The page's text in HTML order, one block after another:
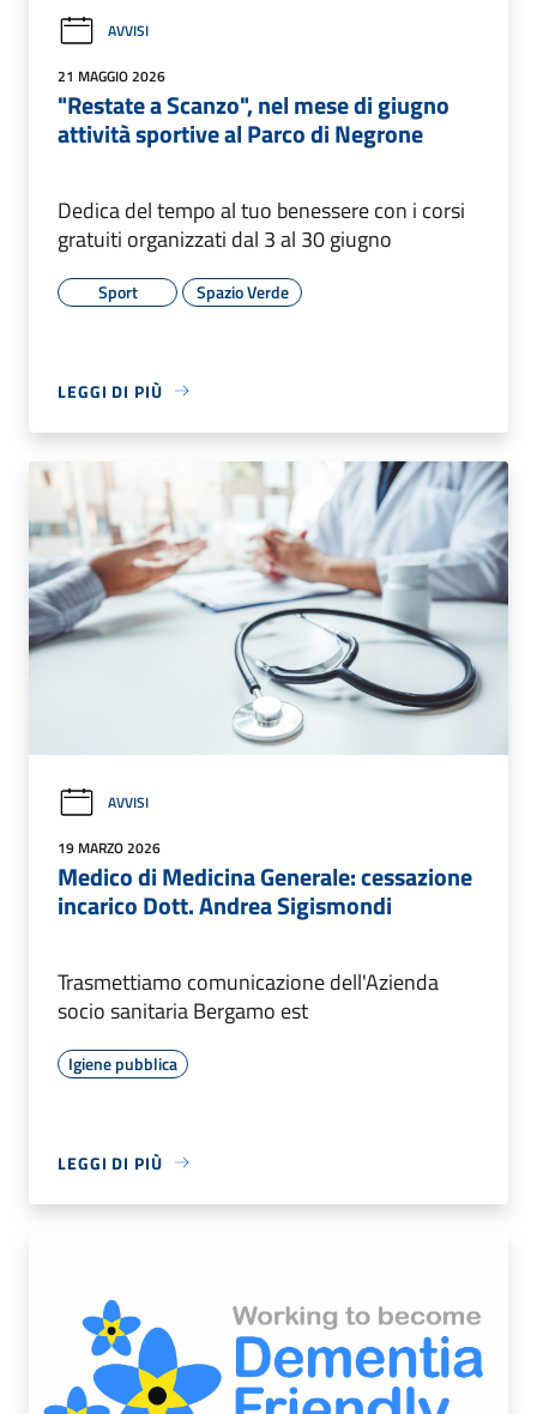
AVVISI
21 MAGGIO 2026
"Restate a Scanzo", nel mese di giugno
attività sportive al Parco di Negrone
Dedica del tempo al tuo benessere con i corsi
gratuiti organizzati dal 3 al 30 giugno
Sport Spazio Verde
LEGGI DI PIÙ
AVVISI
19 MARZO 2026
Medico di Medicina Generale: cessazione
incarico Dott. Andrea Sigismondi
Trasmettiamo comunicazione dell'Azienda
socio sanitaria Bergamo est
Igiene pubblica
LEGGI DI PIÙ